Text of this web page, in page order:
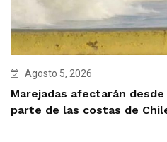
Agosto 5, 2026
Marejadas afectarán
parte de las costas de